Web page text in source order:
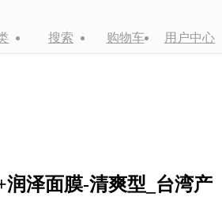
搜索 购物车
用户中心
润泽面膜-清爽型_台湾产